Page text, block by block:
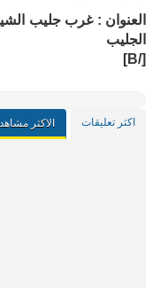
العنوان : غرب جليب
الجليب
[/B]
اكثر تعليقات الاكثر